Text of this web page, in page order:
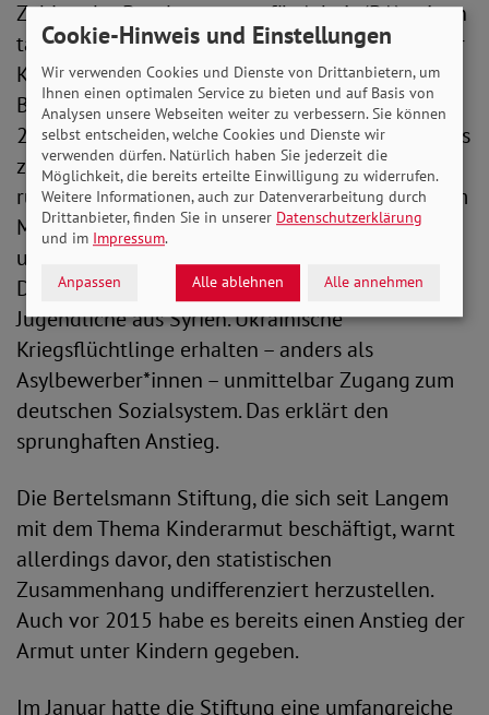
Zahlen der Bundesagentur für Arbeit (BA) zeigen
tatsächlich einen Anstieg der Zahl ausländischer
Kinder, die Hartz IV beziehungsweise heute
Bürgergeld erhalten. Während es im Dezember
2010 noch etwa 305.000 Kinder waren, waren es
zwölf Jahre später, im Dezember 2022, bereits
rund 884.000. Nach Angaben der BA erhielten im
März 2023 als größte Gruppe rund 275.500
ukrainische Kinder und Jugendliche Bürgergeld.
Die zweitgrößte Gruppe waren Kinder und
Jugendliche aus Syrien. Ukrainische
Kriegsflüchtlinge erhalten – anders als
Asylbewerber*innen – unmittelbar Zugang zum
deutschen Sozialsystem. Das erklärt den
sprunghaften Anstieg.
Die Bertelsmann Stiftung, die sich seit Langem
mit dem Thema Kinderarmut beschäftigt, warnt
allerdings davor, den statistischen
Zusammenhang undifferenziert herzustellen.
Auch vor 2015 habe es bereits einen Anstieg der
Armut unter Kindern gegeben.
Im Januar hatte die Stiftung eine umfangreiche
Cookie-Hinweis und Einstellungen
Wir verwenden Cookies und Dienste von Drittanbietern, um
Ihnen einen optimalen Service zu bieten und auf Basis von
Analysen unsere Webseiten weiter zu verbessern. Sie können
selbst entscheiden, welche Cookies und Dienste wir
verwenden dürfen. Natürlich haben Sie jederzeit die
Möglichkeit, die bereits erteilte Einwilligung zu widerrufen.
Weitere Informationen, auch zur Datenverarbeitung durch
Drittanbieter, finden Sie in unserer Datenschutzerklärung
und im Impressum.
Anpassen Alle ablehnen Alle annehmen